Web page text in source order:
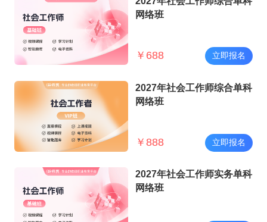
网络班
￥ 688 立即报名
2027年社会工作师综合单科
网络班
￥ 888 立即报名
2027年社会工作师实务单科
网络班